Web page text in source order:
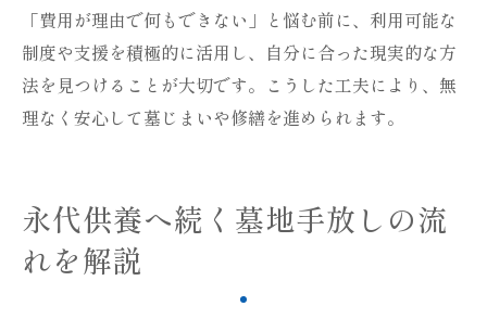
「費用が理由で何もできない」と悩む前に、利用可能な
制度や支援を積極的に活用し、自分に合った現実的な方
法を見つけることが大切です。こうした工夫により、無
理なく安心して墓じまいや修繕を進められます。
永代供養へ続く墓地手放しの流
れを解説